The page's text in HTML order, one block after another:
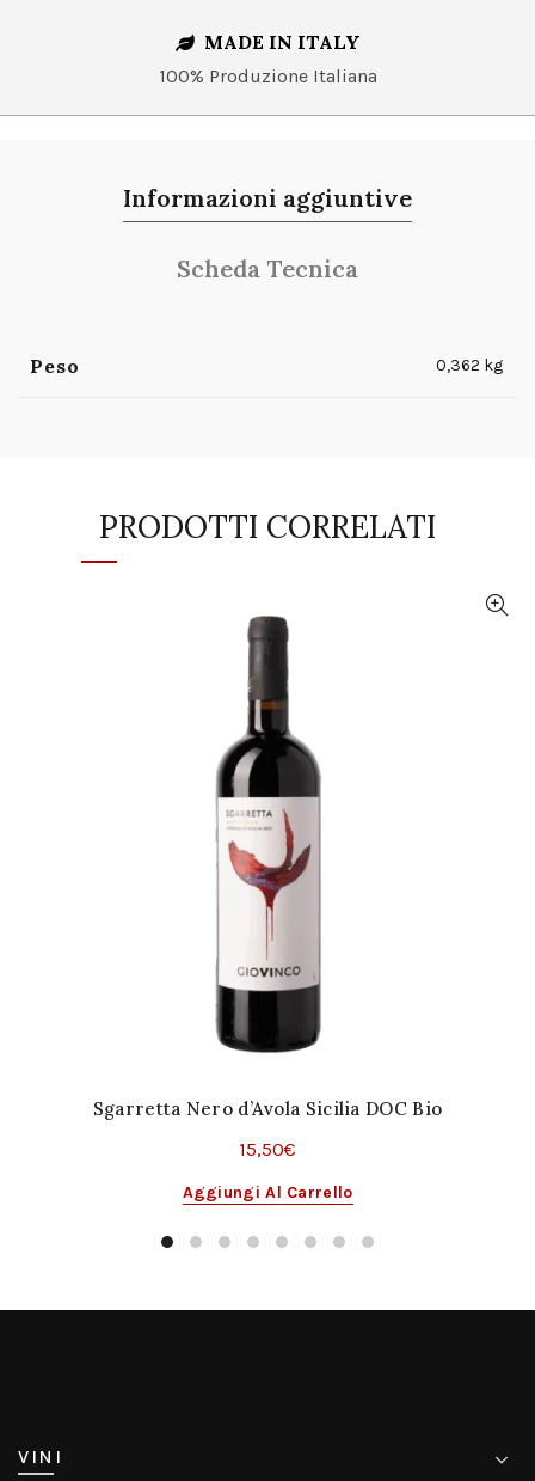
MADE IN ITALY
100% Produzione Italiana
Informazioni aggiuntive
Scheda Tecnica
Peso 0,362 kg
PRODOTTI CORRELATI
Sgarretta Nero d’Avola Sicilia DOC Bio
15,50€
Aggiungi Al Carrello
VINI